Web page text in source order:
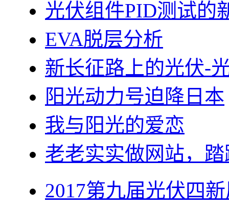
光伏组件PID测试的
EVA脱层分析
新长征路上的光伏-
阳光动力号迫降日本
我与阳光的爱恋
老老实实做网站，
2017第九届光伏四